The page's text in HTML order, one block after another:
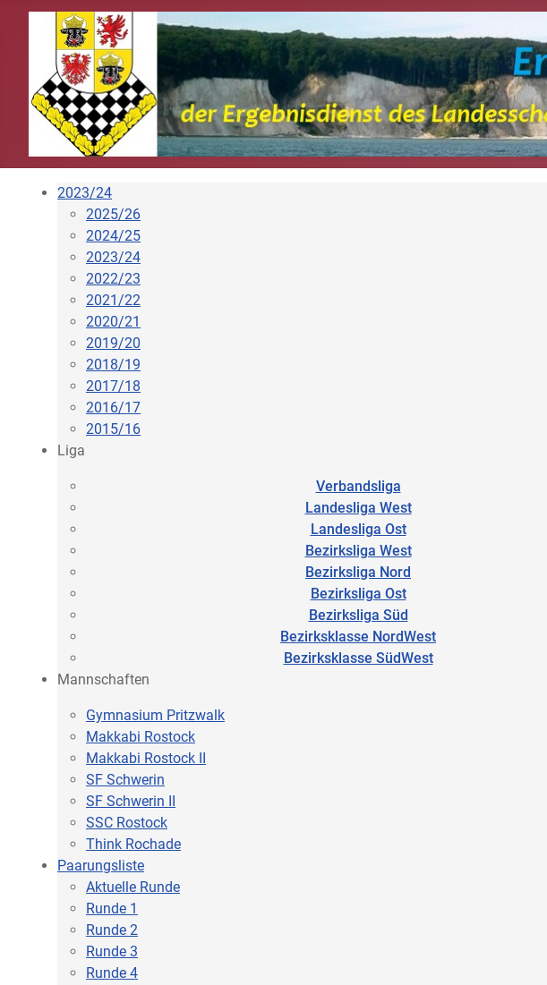
2023/24
2025/26
2024/25
2023/24
2022/23
2021/22
2020/21
2019/20
2018/19
2017/18
2016/17
2015/16
Liga
Verbandsliga
Landesliga West
Landesliga Ost
Bezirksliga West
Bezirksliga Nord
Bezirksliga Ost
Bezirksliga Süd
Bezirksklasse NordWest
Bezirksklasse SüdWest
Mannschaften
Gymnasium Pritzwalk
Makkabi Rostock
Makkabi Rostock II
SF Schwerin
SF Schwerin II
SSC Rostock
Think Rochade
Paarungsliste
Aktuelle Runde
Runde 1
Runde 2
Runde 3
Runde 4